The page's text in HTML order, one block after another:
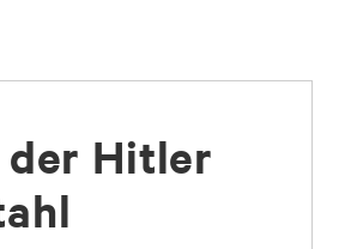
Hitler